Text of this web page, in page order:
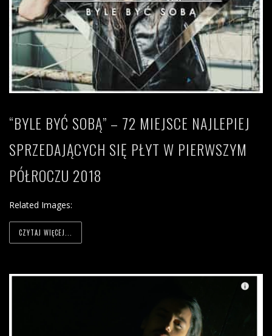
“BYLE BYĆ SOBĄ” – 72 MIEJSCE NAJLEPIEJ
SPRZEDAJĄCYCH SIĘ PŁYT W PIERWSZYM
PÓŁROCZU 2018
Related Images:
CZYTAJ WIĘCEJ...